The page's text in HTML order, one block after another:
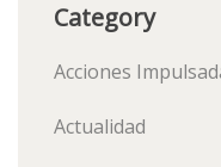
Category
Acciones
Actualidad